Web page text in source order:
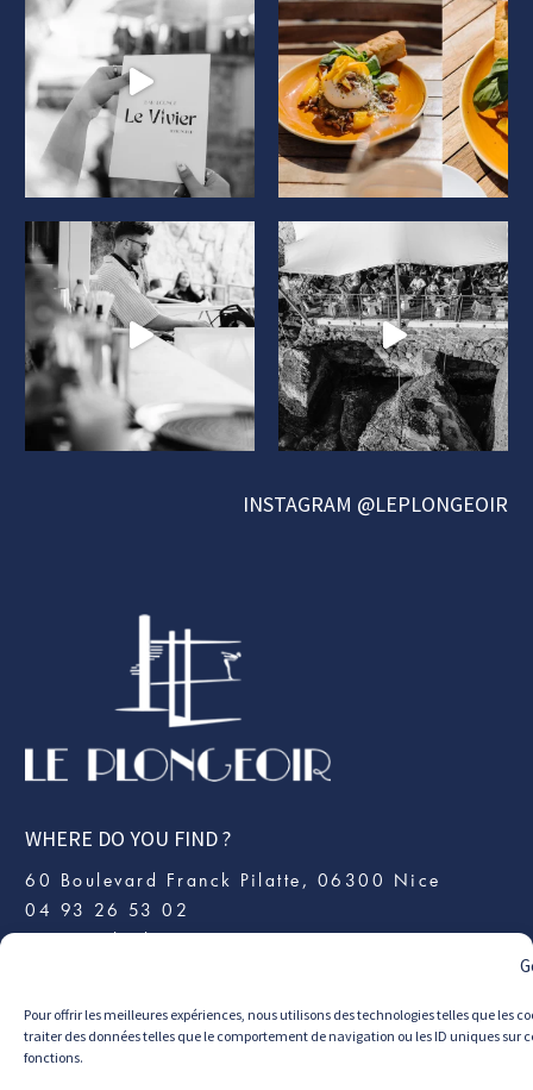
Pour offrir les meilleures expériences, nous utilisons des technologies telles que les
traiter des données telles que le comportement de navigation ou les ID uniques
fonctions.
INSTAGRAM @LEPLONGEOIR
WHERE DO YOU FIND ?
60 Boulevard Franck Pilatte, 06300 Nice
04 93 26 53 02
contact@leplongeoir.com
FOLLOW US